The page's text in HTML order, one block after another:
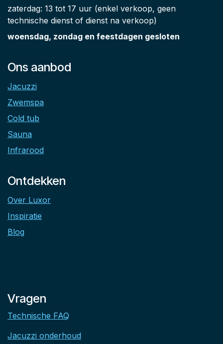
zaterdag: 13 tot 17 uur (enkel verkoop, geen
technische dienst of dienst na verkoop)
woensdag, zondag en feestdagen gesloten
Ons aanbod
Jacuzzi
Zwemspa
Cold tub
Sauna
Infrarood
Ontdekken
Over Luxor
Inspiratie
Blog
Vragen
Technische FAQ
Jacuzzi onderhoud